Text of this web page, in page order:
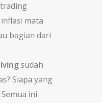
mata
bagian dari
sudah
Siapa yang
ini